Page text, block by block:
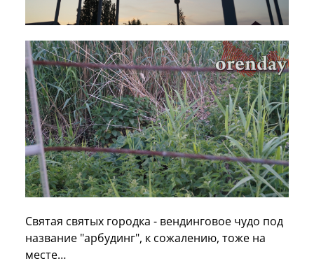
Святая святых городка - вендинговое чудо под
название "арбудинг", к сожалению, тоже на
месте…